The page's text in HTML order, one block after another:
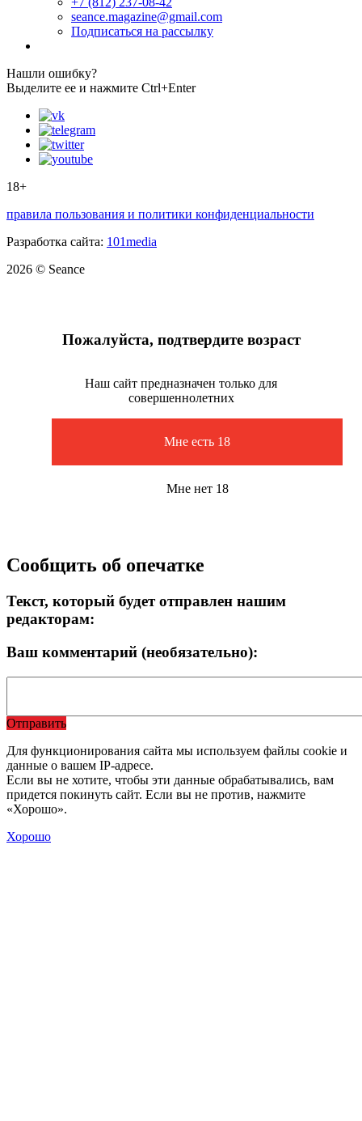
seance.magazine@gmail.com
Подписаться на рассылку
Нашли ошибку?
Выделите ее и нажмите Ctrl+Enter
18+
правила пользования и политики конфиденциальности
Разработка сайта: 101media
2026 © Seance
Пожалуйста, подтвердите возраст
Наш сайт предназначен только для
совершеннолетних
Мне есть 18
Мне нет 18
Сообщить об опечатке
Текст, который будет отправлен нашим
редакторам:
Ваш комментарий (необязательно):
Отправить
Для функционирования сайта мы используем файлы cookie и
данные о вашем IP-адресе.
Если вы не хотите, чтобы эти данные обрабатывались, вам
придется покинуть сайт. Если вы не против, нажмите
«Хорошо».
Хорошо